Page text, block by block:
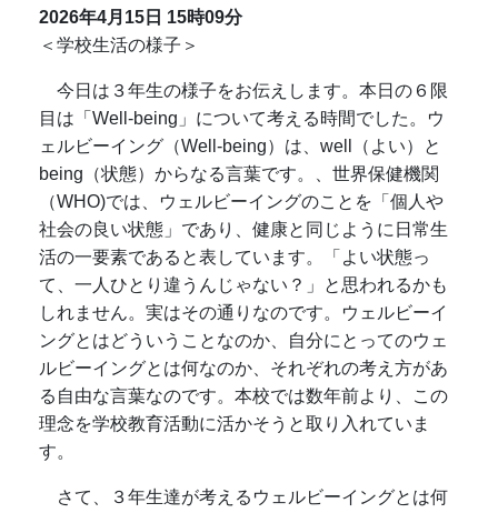
2026年4月15日 15時09分
＜学校生活の様子＞
今日は３年生の様子をお伝えします。本日の６限
目は「Well-being」について考える時間でした。
ウ
ェルビーイング（Well-being）は、well（よい）と
being（状態）からなる言葉です。
、世界保健機関
（WHO)では、ウェルビーイングのことを「個人や
社会の良い状態」であり、健康と同じように日常生
活の一要素であると表しています。「よい状態っ
て、一人ひとり違うんじゃない？」と思われるかも
しれません。実はその通りなのです。ウェルビーイ
ングとはどういうことなのか、自分にとってのウェ
ルビーイングとは何なのか、それぞれの考え方があ
る自由な言葉なのです。本校では数年前より、この
理念を学校教育活動に活かそうと取り入れていま
す。
さて、３年生達が考えるウェルビーイングとは何